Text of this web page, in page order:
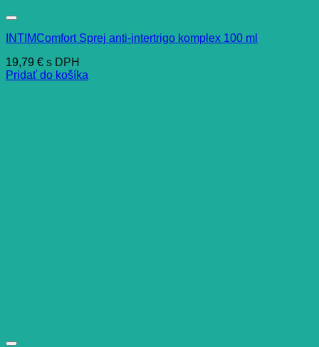
INTIMComfort Sprej anti-intertrigo komplex 100 ml
19,79 € s DPH
Pridať do košíka